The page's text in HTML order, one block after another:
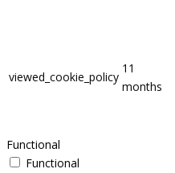
viewed_cookie_policy
11
months
Functional
Functional